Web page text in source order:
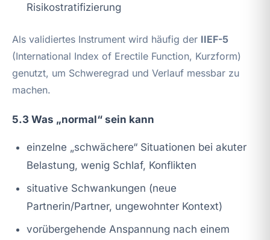
Risikostratifizierung
Als validiertes Instrument wird häufig der IIEF-5
(International Index of Erectile Function, Kurzform)
genutzt, um Schweregrad und Verlauf messbar zu
machen.
5.3 Was „normal“ sein kann
einzelne „schwächere“ Situationen bei akuter
Belastung, wenig Schlaf, Konflikten
situative Schwankungen (neue
Partnerin/Partner, ungewohnter Kontext)
vorübergehende Anspannung nach einem